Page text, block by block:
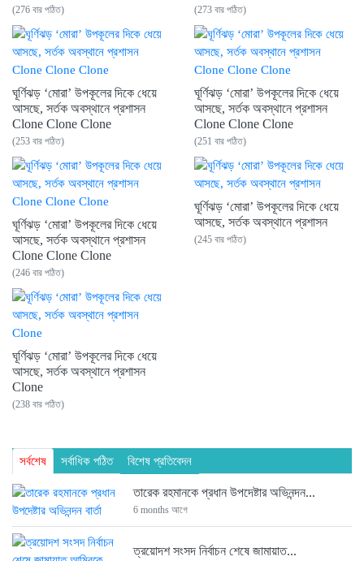
(276 বার পঠিত) (273 বার পঠিত)
ঘূর্ণিঝড় ‘মোরা’ উপকূলের দিকে ধেয়ে
আসছে, সর্তক অবস্থানে প্রশাসন
Clone Clone Clone
(253 বার পঠিত)
ঘূর্ণিঝড় ‘মোরা’ উপকূলের দিকে ধেয়ে
আসছে, সর্তক অবস্থানে প্রশাসন
Clone Clone Clone
(251 বার পঠিত)
ঘূর্ণিঝড় ‘মোরা’ উপকূলের দিকে ধেয়ে
আসছে, সর্তক অবস্থানে প্রশাসন
Clone Clone Clone
(246 বার পঠিত)
ঘূর্ণিঝড় ‘মোরা’ উপকূলের দিকে ধেয়ে
আসছে, সর্তক অবস্থানে প্রশাসন
(245 বার পঠিত)
ঘূর্ণিঝড় ‘মোরা’ উপকূলের দিকে ধেয়ে
আসছে, সর্তক অবস্থানে প্রশাসন
Clone
(238 বার পঠিত)
সর্বশেষ সর্বাধিক পঠিত বিশেষ প্রতিবেদন
তারেক রহমানকে প্রধান উপদেষ্টার অভিনন্দন...
6 months আগে
ত্রয়োদশ সংসদ নির্বাচন শেষে জামায়াত...